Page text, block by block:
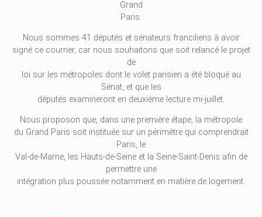
Grand
Paris.
Nous sommes 41 députés et sénateurs franciliens à avoir
signé ce courrier, car nous souhaitons que soit relancé le projet
de
loi sur les métropoles dont le volet parisien a été bloqué au
Sénat, et que les
députés examineront en deuxième lecture mi-juillet.
Nous proposon que, dans une première étape, la métropole
du Grand Paris soit instituée sur un périmètre qui comprendrait
Paris, le
Val-de-Marne, les Hauts-de-Seine et la Seine-Saint-Denis afin de
permettre une
intégration plus poussée notamment en matière de logement.